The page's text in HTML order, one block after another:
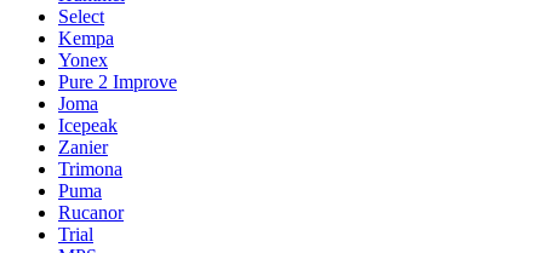
Select
Kempa
Yonex
Pure 2 Improve
Joma
Icepeak
Zanier
Trimona
Puma
Rucanor
Trial